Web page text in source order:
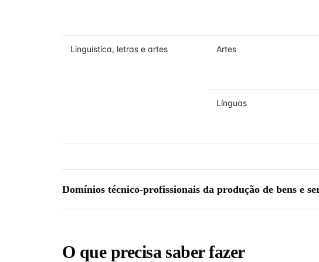
Linguística, letras e artes Artes
Línguas
Domínios técnico-profissionais da produção de bens e
O que precisa saber fazer